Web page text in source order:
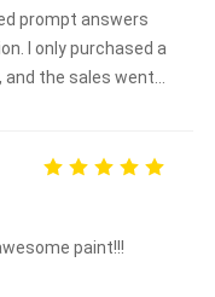
prompt answers
I only purchased a
the sales went
paint!!!